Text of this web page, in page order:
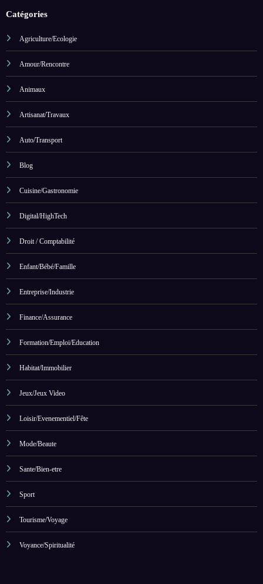
Catégories
Agriculture/Ecologie
Amour/Rencontre
Animaux
Artisanat/Travaux
Auto/Transport
Blog
Cuisine/Gastronomie
Digital/HighTech
Droit / Comptabilité
Enfant/Bébé/Famille
Entreprise/Industrie
Finance/Assurance
Formation/Emploi/Education
Habitat/Immobilier
Jeux/Jeux Video
Loisir/Evenementiel/Fête
Mode/Beaute
Sante/Bien-etre
Sport
Tourisme/Voyage
Voyance/Spiritualité